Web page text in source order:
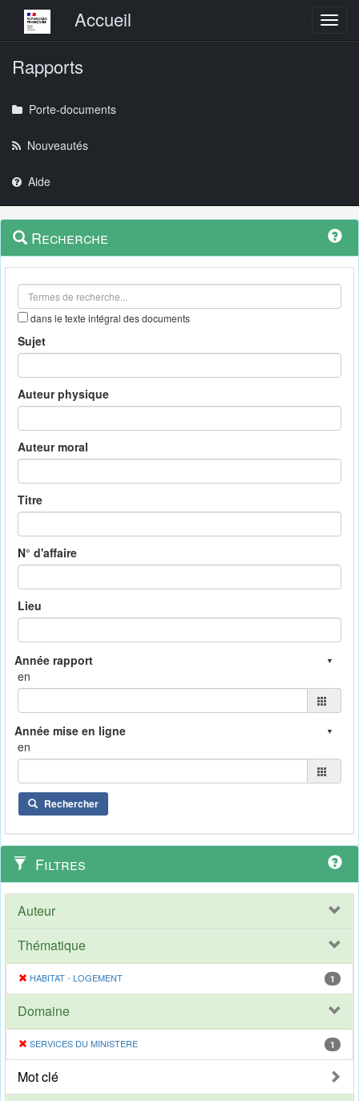
Menu principalAccueil
Rapports
Porte-documents
Nouveautés
Aide
Navigation
outils
Menu
contextuel
Recherche
dans le texte intégral des documents
Sujet
Auteur physique
Auteur moral
Titre
N° d'affaire
Lieu
en
en
Rechercher
Filtres
Auteur
Thématique
HABITAT - LOGEMENT 1
Domaine
SERVICES DU MINISTERE 1
Mot clé